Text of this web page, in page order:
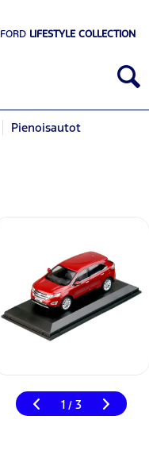
FORD LIFESTYLE COLLECTION
Pienoisautot
1 / 3